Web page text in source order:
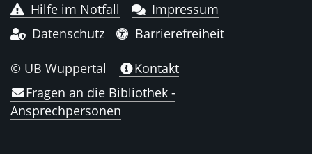
Hilfe im Notfall
Impressum
Datenschutz
Barrierefreiheit
© UB Wuppertal
Kontakt
Fragen an die Bibliothek -
Ansprechpersonen